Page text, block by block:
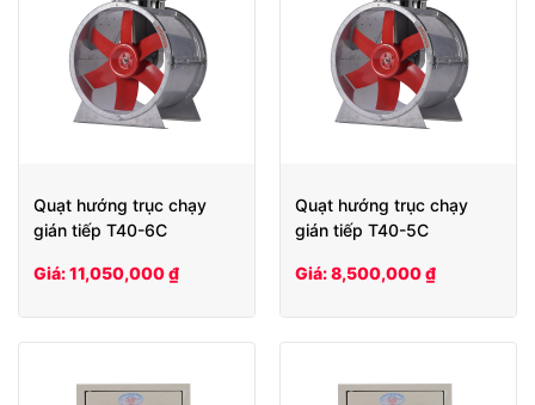
Quạt hướng trục chạy
gián tiếp T40-6C
Giá: 11,050,000 ₫
Quạt hướng trục chạy
gián tiếp T40-5C
Giá: 8,500,000 ₫